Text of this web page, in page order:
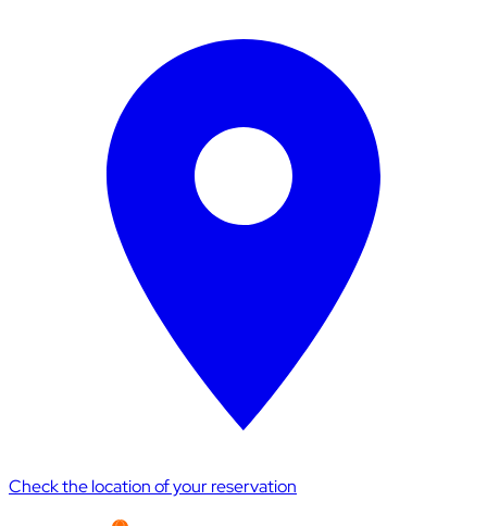
Check the location of your reservation